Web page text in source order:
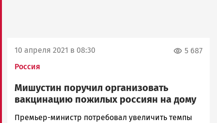
10 апреля 2021 в 08:30
Россия
5 687
Мишустин поручил организовать
вакцинацию пожилых россиян на дому
admintimur
Премьер-министр потребовал увеличить темпы